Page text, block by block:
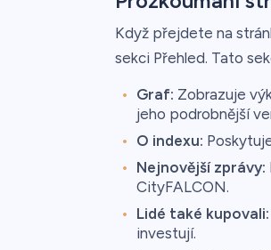
Když přejdete na
sekci Přehled. Tato
Graf: Zobrazuje
jeho podrobnější
O indexu:
Nejnovější zprávy:
CityFALCON.
Lidé také kupovali:
investují.